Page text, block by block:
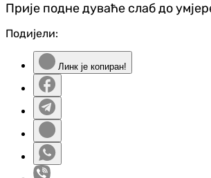
Прије подне дуваће слаб до
Подијели:
Линк је копиран!